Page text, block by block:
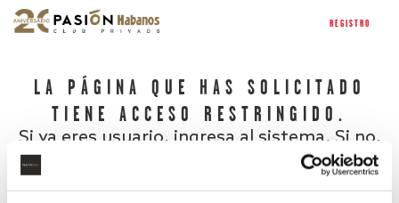
REGISTRO
LA PÁGINA QUE HAS SOLICITADO
TIENE ACCESO RESTRINGIDO.
Si ya eres usuario, ingresa al sistema. Si no,